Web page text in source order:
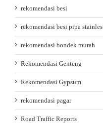
rekomendasi besi
rekomendasi besi pipa stainles
rekomendasi bondek murah
Rekomendasi Genteng
Rekomendasi Gypsum
rekomendasi pagar
Road Traffic Reports